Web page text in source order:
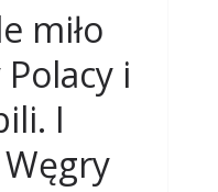
miło
i
I